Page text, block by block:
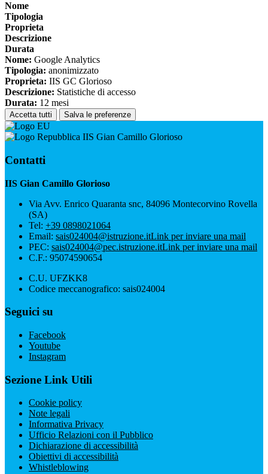
Nome
Tipologia
Proprieta
Descrizione
Durata
Nome: Google Analytics
Tipologia: anonimizzato
Proprieta: IIS GC Glorioso
Descrizione: Statistiche di accesso
Durata: 12 mesi
Accetta tutti Salva le preferenze
IIS Gian Camillo Glorioso
Contatti
IIS Gian Camillo Glorioso
Via Avv. Enrico Quaranta snc, 84096 Montecorvino Rovella
(SA)
Tel: +39 0898021064
Email: sais024004@istruzione.itLink per inviare una mail
PEC: sais024004@pec.istruzione.itLink per inviare una mail
C.F.: 95074590654
C.U. UFZKK8
Codice meccanografico: sais024004
Seguici su
Facebook
Youtube
Instagram
Sezione Link Utili
Cookie policy
Note legali
Informativa Privacy
Ufficio Relazioni con il Pubblico
Dichiarazione di accessibilità
Obiettivi di accessibilità
Whistleblowing